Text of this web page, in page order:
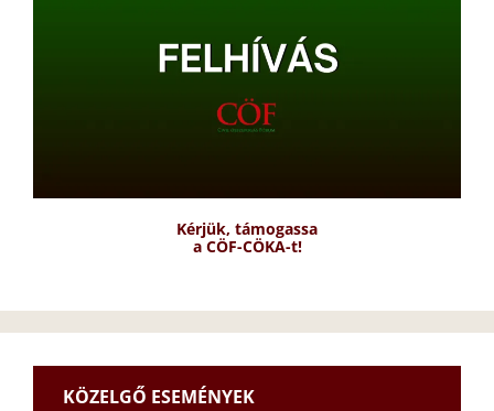
Kérjük, támogassa
a CÖF-CÖKA-t!
KÖZELGŐ ESEMÉNYEK